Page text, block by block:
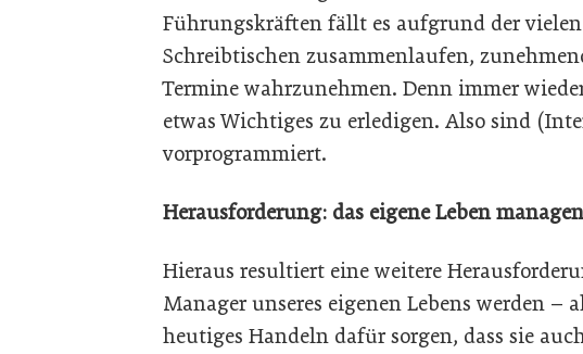
Führungskräften fällt es aufgrund der
Schreibtischen zusammenlaufen,
Termine wahrzunehmen. Denn immer
etwas Wichtiges zu erledigen. Also sind
vorprogrammiert.
Herausforderung: das eigene Leben managen
Hieraus resultiert eine weitere
Manager unseres eigenen Lebens werden –
heutiges Handeln dafür sorgen, dass sie